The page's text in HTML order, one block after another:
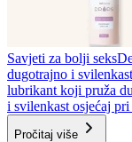
Savjeti za bolji seks
dugotrajno i
lubrikant koji pruža
i svilenkast osjećaj
Pročitaj više